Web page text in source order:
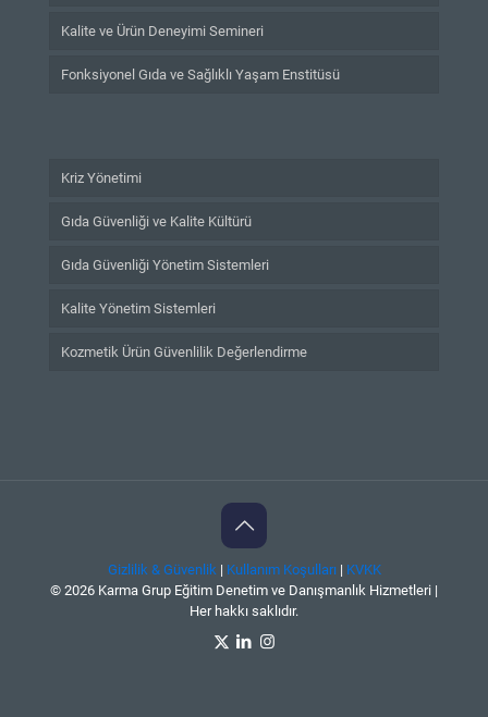
Kalite ve Ürün Deneyimi Semineri
Fonksiyonel Gıda ve Sağlıklı Yaşam Enstitüsü
Kriz Yönetimi
Gıda Güvenliği ve Kalite Kültürü
Gıda Güvenliği Yönetim Sistemleri
Kalite Yönetim Sistemleri
Kozmetik Ürün Güvenlilik Değerlendirme
Gizlilik & Güvenlik | Kullanım Koşulları | KVKK
© 2026 Karma Grup Eğitim Denetim ve Danışmanlık Hizmetleri |
Her hakkı saklıdır.